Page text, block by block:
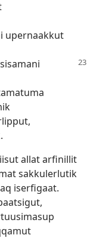
upernaakkut
allat arfinillit
sakkulerlutik
iserfigaat.